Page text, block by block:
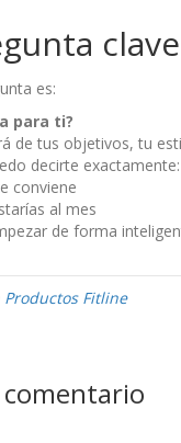
clave
es:
para ti?
de tus objetivos, tu
decirte exactamente:
conviene
al mes
de forma
Productos Fitline